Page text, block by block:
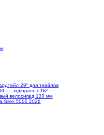
29" для трейлов
— эндюранс с Di2
велосипед 130 мм
Silex 5000 2026